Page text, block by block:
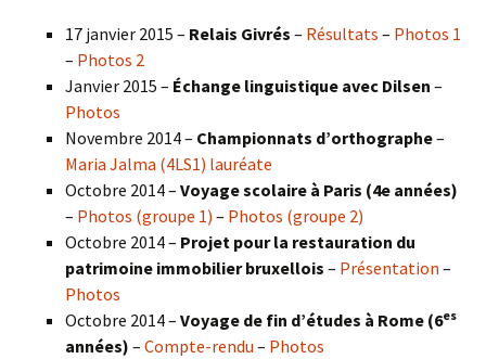
17 janvier 2015 – Relais Givrés – Résultats – Photos 1
– Photos 2
Janvier 2015 – Échange linguistique avec Dilsen –
Photos
Novembre 2014 – Championnats d’orthographe–
Maria Jalma (4LS1) lauréate
Octobre 2014 – Voyage scolaire à Paris (4e années)
– Photos (groupe 1) – Photos (groupe 2)
Octobre 2014 – Projet pour la restauration du
patrimoine immobilier bruxellois – Présentation –
Photos
Octobre 2014 – Voyage de fin d’études à Rome (6es
années) – Compte-rendu – Photos